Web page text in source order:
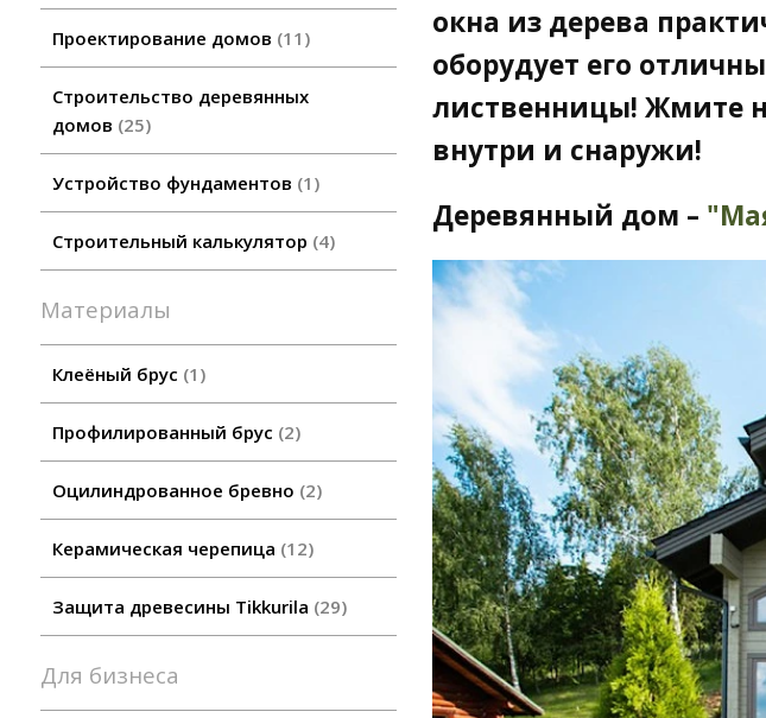
Проектирование домов 11
Строительство деревянных
домов 25
Устройство фундаментов 1
Строительный калькулятор 4
Материалы
Клеёный брус 1
Профилированный брус 2
Оцилиндрованное бревно 2
Керамическая черепица 12
Защита древесины Tikkurila 29
Для бизнеса
окна из дерева
оборудует его
лиственницы! Жмите
внутри и снаружи!
Деревянный дом –